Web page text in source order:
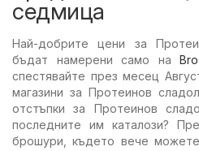
седмица
Най-добрите цени за
бъдат намерени само на
спестявайте през месец
магазини за Протеинов
отстъпки за Протеинов
последните им каталози?
брошури, където вече